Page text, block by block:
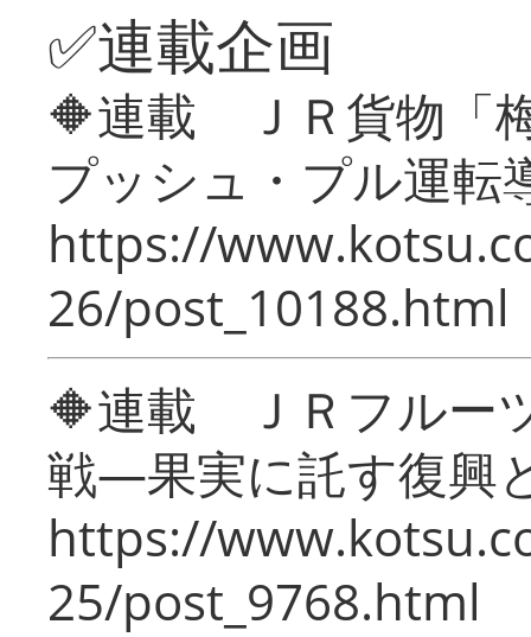
✅連載企画
🔶連載 ＪＲ貨物「
プッシュ・プル運転
https://
26/post_10188.html
🔶連載 ＪＲフルー
戦―果実に託す復興
https://
25/post_9768.html